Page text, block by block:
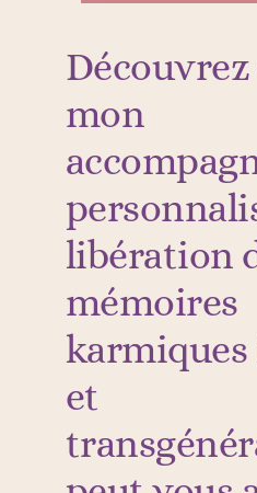
mon
libération
mémoires
et